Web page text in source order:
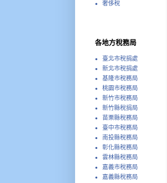
奢侈稅
各地方稅務局
臺北市稅捐處
新北市稅捐處
基隆市稅務局
桃園市稅務局
新竹市稅務局
新竹縣稅捐局
苗栗縣稅務局
臺中市稅務局
南投縣稅務局
彰化縣稅務局
雲林縣稅務局
嘉義市稅務局
嘉義縣稅務局